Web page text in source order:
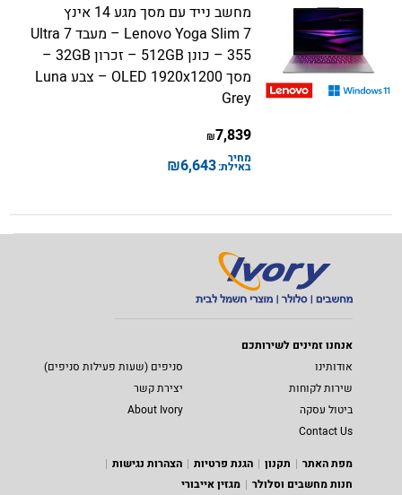
מחשב נייד עם מסך מגע 14 אינץ
Lenovo Yoga Slim 7 – מעבד Ultra 7
355 – כונן 512GB – זכרון 32GB –
מסך OLED 1920x1200 – צבע Luna
Grey
7,839
₪
מחיר
באילת:6,643
₪
אנחנו זמינים לשירותכם
אודותינו
סניפים (שעות פעילות סניפים)
שירות לקוחות
יצירת קשר
ביטול עסקה
About Ivory
Contact Us
מפת האתר
תקנון הגנת פרטיות
הצהרות נגישות
חנות מחשבים וסלולר
מגזין אייבורי